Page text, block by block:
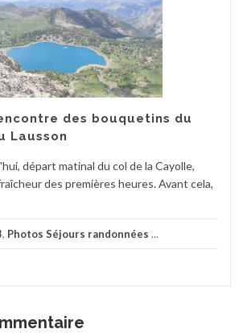
des bouquetins du
Lausson
départ matinal du col de la Cayolle,
des premières heures. Avant cela,
, Photos Séjours randonnées ...